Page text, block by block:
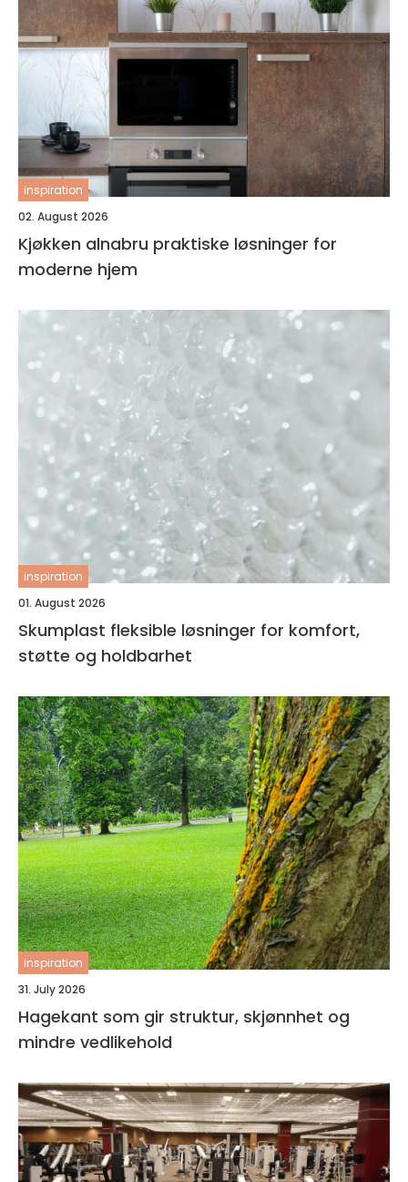
inspiration
02. August 2026
Kjøkken alnabru praktiske løsninger for
moderne hjem
inspiration
01. August 2026
Skumplast fleksible løsninger for komfort,
støtte og holdbarhet
inspiration
31. July 2026
Hagekant som gir struktur, skjønnhet og
mindre vedlikehold